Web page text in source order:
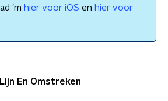
'm hier voor iOS en hier voor
En Omstreken